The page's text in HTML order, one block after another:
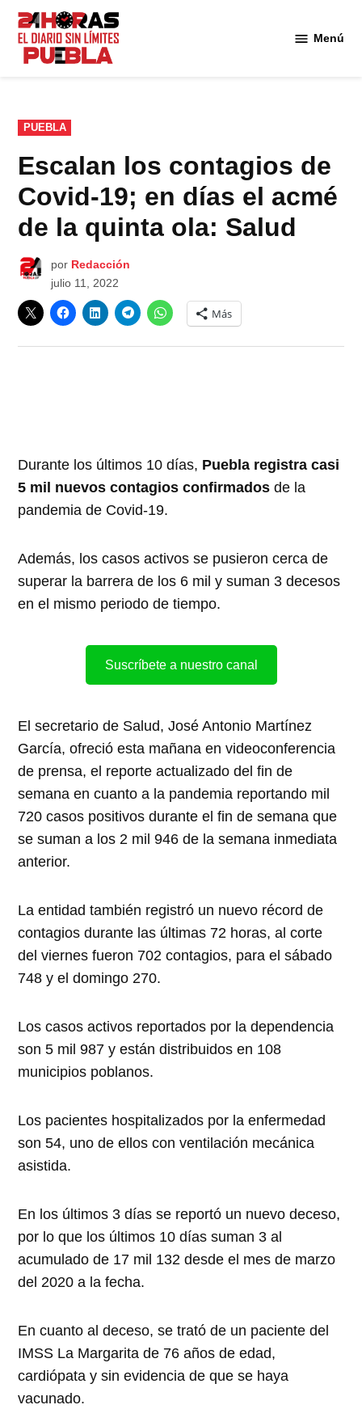
Saltar
contenido
Menú
PUBLICADO
EN
PUEBLA
Escalan los contagios de
Covid-19; en días el acmé
de la quinta ola: Salud
por Redacción
julio 11, 2022
Más
Durante los últimos 10 días, Puebla registra casi
5 mil nuevos contagios confirmados de la
pandemia de Covid-19.
Además, los casos activos se pusieron cerca de
superar la barrera de los 6 mil y suman 3 decesos
en el mismo periodo de tiempo.
Suscríbete a nuestro canal
El secretario de Salud, José Antonio Martínez
García, ofreció esta mañana en videoconferencia
de prensa, el reporte actualizado del fin de
semana en cuanto a la pandemia reportando mil
720 casos positivos durante el fin de semana que
se suman a los 2 mil 946 de la semana inmediata
anterior.
La entidad también registró un nuevo récord de
contagios durante las últimas 72 horas, al corte
del viernes fueron 702 contagios, para el sábado
748 y el domingo 270.
Los casos activos reportados por la dependencia
son 5 mil 987 y están distribuidos en 108
municipios poblanos.
Los pacientes hospitalizados por la enfermedad
son 54, uno de ellos con ventilación mecánica
asistida.
En los últimos 3 días se reportó un nuevo deceso,
por lo que los últimos 10 días suman 3 al
acumulado de 17 mil 132 desde el mes de marzo
del 2020 a la fecha.
En cuanto al deceso, se trató de un paciente del
IMSS La Margarita de 76 años de edad,
cardiópata y sin evidencia de que se haya
vacunado.